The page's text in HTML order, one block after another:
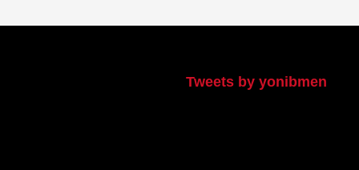
Tweets by yonibmen